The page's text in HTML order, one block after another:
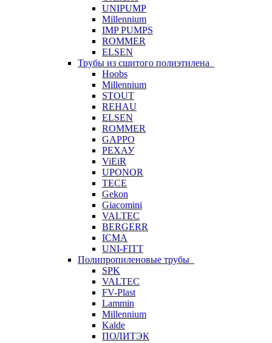
UNIPUMP
Millennium
IMP PUMPS
ROMMER
ELSEN
Трубы из сшитого полиэтилена
Hoobs
Millennium
STOUT
REHAU
ELSEN
ROMMER
GAPPO
РЕХАУ
ViEiR
UPONOR
TECE
Gekon
Giacomini
VALTEC
BERGERR
ICMA
UNI-FITT
Полипропиленовые трубы
SPK
VALTEC
FV-Plast
Lammin
Millennium
Kalde
ПОЛИТЭК